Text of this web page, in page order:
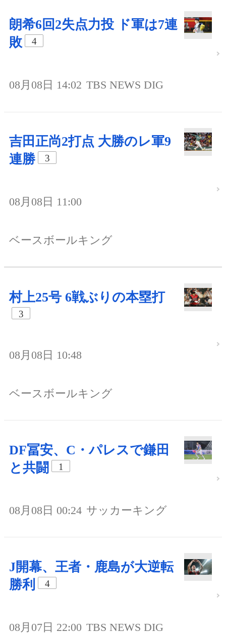
朗希6回2失点力投 ド軍は7連
敗
4
08月08日 14:02 TBS NEWS DIG
吉田正尚2打点 大勝のレ軍9
連勝
3
08月08日 11:00
ベースボールキング
村上25号 6戦ぶりの本塁打
3
08月08日 10:48
ベースボールキング
DF冨安、C・パレスで鎌田
と共闘
1
08月08日 00:24 サッカーキング
J開幕、王者・鹿島が大逆転
勝利
4
08月07日 22:00 TBS NEWS DIG